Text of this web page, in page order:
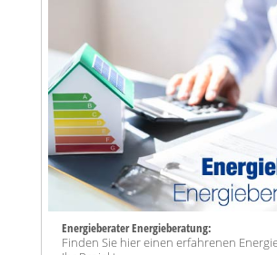
Energieberater Energieberatung:
Finden Sie hier einen erfahrenen